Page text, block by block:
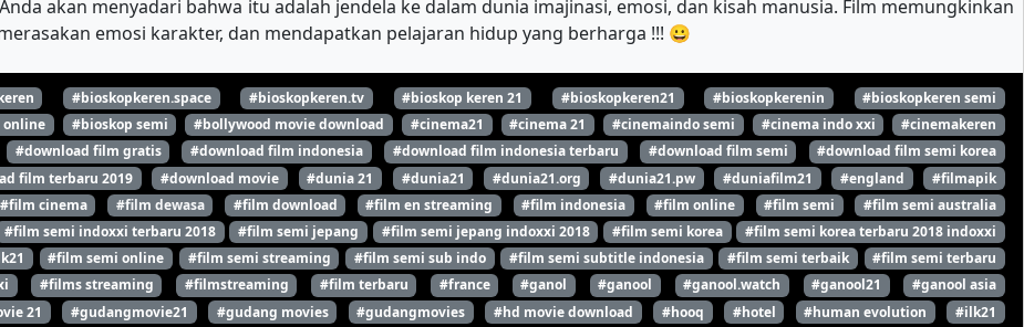
akan menyadari bahwa itu adalah jendela ke dalam dunia imajinasi, emosi, dan kisah manusia. Film memungkinkan
emosi karakter, dan mendapatkan pelajaran hidup yang berharga !!! 😀
#bioskopkeren.space #bioskopkeren.tv #bioskop keren 21 #bioskopkeren21 #bioskopkerenin
#bioskopkeren semi
online #bioskop semi #bollywood movie download #cinema21 #cinema 21 #cinemaindo semi #cinema indo xxi
#cinemakeren
#download film gratis #download film indonesia #download film indonesia terbaru #download film semi
#download film semi korea
film terbaru 2019 #download movie #dunia 21 #dunia21 #dunia21.org #dunia21.pw #duniafilm21 #england
#filmapik
#film cinema #film dewasa #film download #film en streaming #film indonesia #film online #film semi
#film semi australia
#film semi indoxxi terbaru 2018 #film semi jepang #film semi jepang indoxxi 2018 #film semi korea
#film semi korea terbaru 2018 indoxxi
#film semi online #film semi streaming #film semi sub indo #film semi subtitle indonesia #film semi terbaik
#film semi terbaru
#films streaming #filmstreaming #film terbaru #france #ganol #ganool #ganool.watch #ganool21
#ganool asia
21 #gudangmovie21 #gudang movies #gudangmovies #hd movie download #hooq #hotel #human evolution
#ilk21